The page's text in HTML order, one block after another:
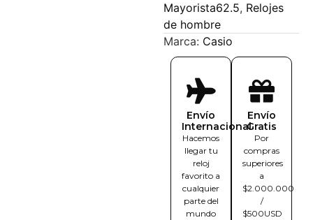
Mayorista62.5, Relojes
de hombre
Marca: Casio
Envío
Internacional
Hacemos
llegar tu
reloj
favorito a
cualquier
parte del
mundo
Envío
Gratis
Por
compras
superiores
a
$2.000.000
/
$500USD